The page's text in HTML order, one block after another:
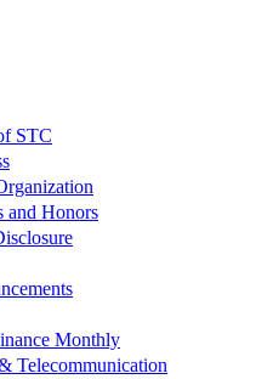
STC
and Honors
Monthly
Telecommunication